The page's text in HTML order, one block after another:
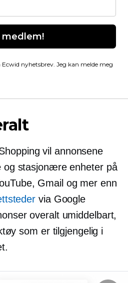
medlem!
nyhetsbrev. Jeg kan melde meg
vil annonsene
og stasjonære enheter på
Gmail og mer enn
via Google
overalt umiddelbart,
som er tilgjengelig i